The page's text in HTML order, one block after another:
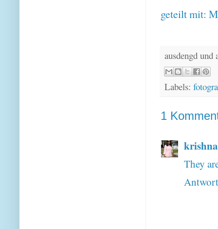
geteilt mit:
ausdengd
Labels:
1
krishna
They